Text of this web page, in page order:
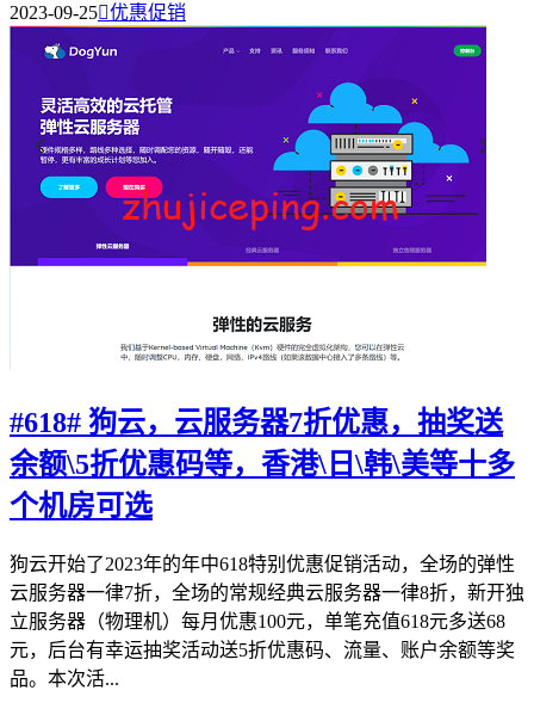
2023-09-25优惠促销
#618# 狗云，云服务器7折优惠，抽奖送
余额\5折优惠码等，香港\日\韩\美等十多
个机房可选
狗云开始了2023年的年中618特别优惠促销活动，全场的弹性
云服务器一律7折，全场的常规经典云服务器一律8折，新开独
立服务器（物理机）每月优惠100元，单笔充值618元多送68
元，后台有幸运抽奖活动送5折优惠码、流量、账户余额等奖
品。本次活...